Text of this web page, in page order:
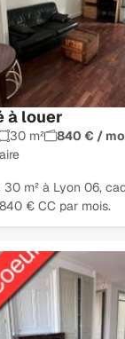
à louer
30 m²
840 € /
m² à Lyon 06,
€ CC par mois.